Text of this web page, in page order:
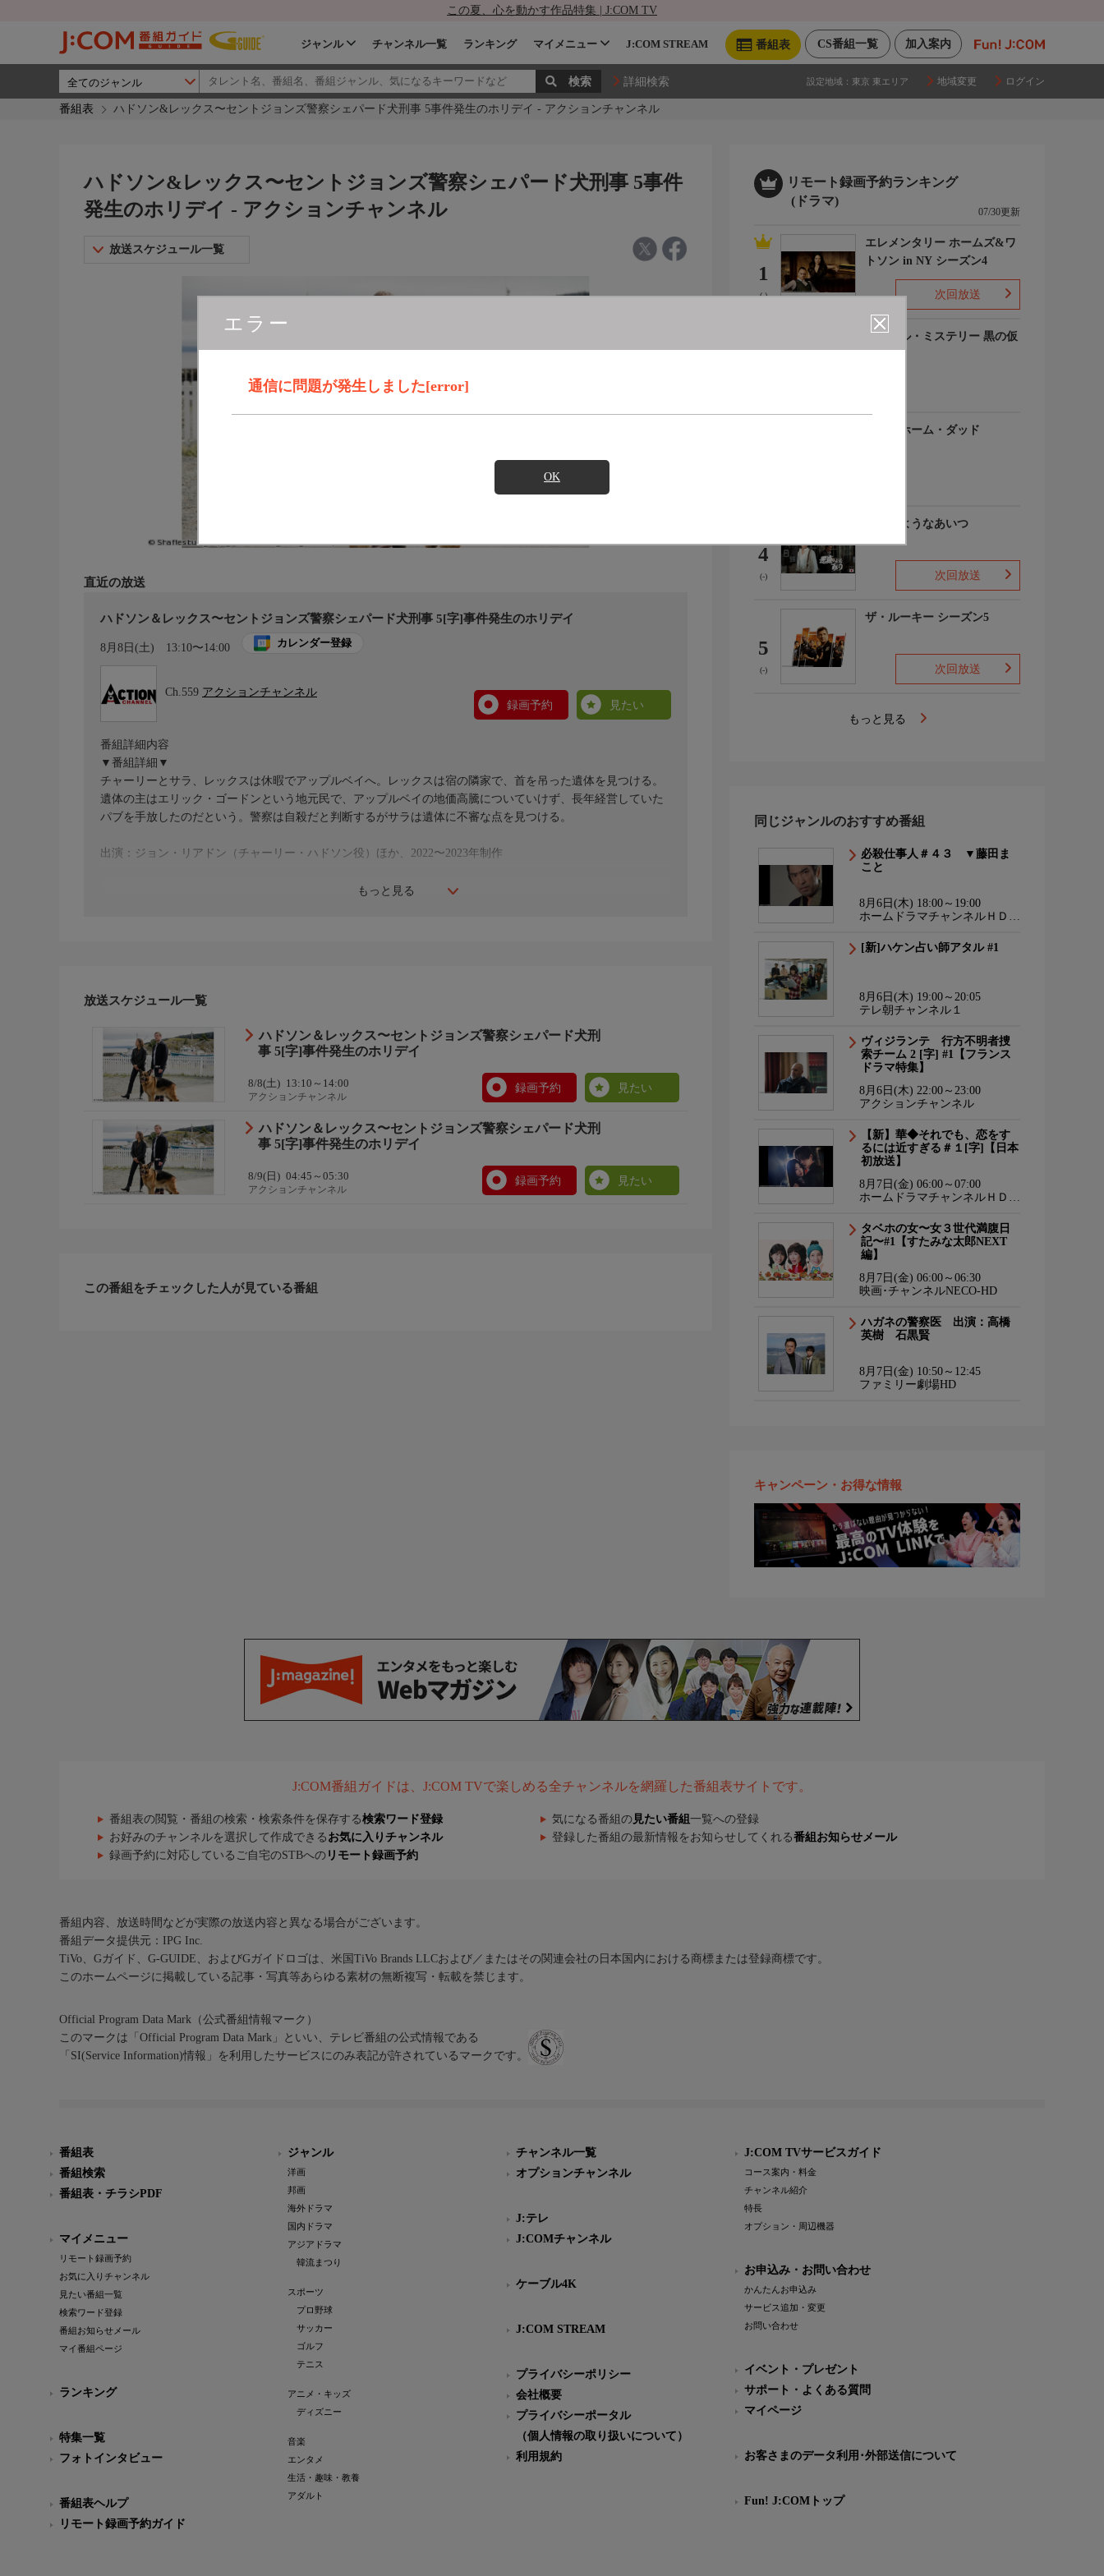
この夏、心を動かす作品特集 | J:COM TV
加入案内
CS番組一覧
番組表
ジャンル チャンネル一覧 ランキング マイメニュー J:COM STREAM
詳細検索 設定地域： 東京 東エリア 地域変更 ログイン
番組表 ハドソン&レックス〜セントジョンズ警察シェパード犬刑事 5事件発生のホリデイ - アクションチャンネル
エラー
通信に問題が発生しました[error]
OK
ハドソン&レックス〜セントジョンズ警察シェパード犬刑事 5事件
発生のホリデイ - アクションチャンネル
放送スケジュール一覧
直近の放送
ハドソン＆レックス〜セントジョンズ警察シェパード犬刑事 5[字]事件発生のホリデイ
8月8日(土) 13:10〜14:00 カレンダー登録
Ch.559 アクションチャンネル
録画予約
見たい
もっと見る
番組詳細内容
▼番組詳細▼
チャーリーとサラ、レックスは休暇でアップルベイへ。レックスは宿の隣家で、首を吊った遺体を見つける。
遺体の主はエリック・ゴードンという地元民で、アップルベイの地価高騰についていけず、長年経営していた
パブを手放したのだという。警察は自殺だと判断するがサラは遺体に不審な点を見つける。
出演：ジョン・リアドン（チャーリー・ハドソン役）ほか、2022〜2023年制作
放送スケジュール一覧
ハドソン＆レックス〜セントジョンズ警察シェパード犬刑
事 5[字]事件発生のホリデイ
8/8(土) 13:10～14:00
アクションチャンネル
録画予約 見たい
ハドソン＆レックス〜セントジョンズ警察シェパード犬刑
事 5[字]事件発生のホリデイ
8/9(日) 04:45～05:30
アクションチャンネル
録画予約 見たい
この番組をチェックした人が見ている番組
リモート録画予約ランキング
(ドラマ)
07/30更新
1
(-)
エレメンタリー ホームズ&ワ
トソン in NY シーズン4
次回放送
ルーヴル・ミステリー 黒の仮
アットホーム・ダッド
4
(-)
悪魔のようなあいつ
次回放送
5
(-)
ザ・ルーキー シーズン5
次回放送
もっと見る
同じジャンルのおすすめ番組
必殺仕事人＃４３ ▼藤田ま
こと
8月6日(木) 18:00～19:00
ホームドラマチャンネルＨＤ
[新]ハケン占い師アタル #1
8月6日(木) 19:00～20:05
テレ朝チャンネル１
ヴィジランテ 行方不明者捜
索チーム 2 [字] #1【フランス
ドラマ特集】
8月6日(木) 22:00～23:00
アクションチャンネル
【新】華◆それでも、恋をす
るには近すぎる＃１[字]【日本
初放送】
8月7日(金) 06:00～07:00
ホームドラマチャンネルＨＤ
タベホの女〜女３世代満腹日
記〜#1【すたみな太郎NEXT
編】
8月7日(金) 06:00～06:30
映画･チャンネルNECO-HD
ハガネの警察医 出演：高橋
英樹 石黒賢
8月7日(金) 10:50～12:45
ファミリー劇場HD
キャンペーン・お得な情報
J:COM番組ガイドは、J:COM TVで楽しめる全チャンネルを網羅した番組表サイトです。
番組表の閲覧・番組の検索・検索条件を保存する検索ワード登録 気になる番組の 見たい番組 一覧への登録
お好みのチャンネルを選択して作成できる お気に入りチャンネル 登録した番組の最新情報をお知らせしてくれる番組お知らせメール
録画予約に対応しているご自宅のSTBへの リモート録画予約
番組内容、放送時間などが実際の放送内容と異なる場合がございます。
番組データ提供元：IPG Inc.
TiVo、Gガイド、G-GUIDE、およびGガイドロゴは、米国TiVo Brands LLCおよび／またはその関連会社の日本国内における商標または登録商標です。
このホームページに掲載している記事・写真等あらゆる素材の無断複写・転載を禁じます。
Official Program Data Mark（公式番組情報マーク）
このマークは「Official Program Data Mark」といい、テレビ番組の公式情報である
「SI(Service Information)情報」を利用したサービスにのみ表記が許されているマークです。
番組表
番組検索
番組表・チラシPDF
マイメニュー
リモート録画予約
お気に入りチャンネル
見たい番組一覧
検索ワード登録
番組お知らせメール
マイ番組ページ
ランキング
特集一覧
フォトインタビュー
番組表ヘルプ
リモート録画予約ガイド
ジャンル
洋画
邦画
海外ドラマ
国内ドラマ
アジアドラマ
韓流まつり
スポーツ
プロ野球
サッカー
ゴルフ
テニス
アニメ・キッズ
ディズニー
音楽
エンタメ
生活・趣味・教養
アダルト
チャンネル一覧
オプションチャンネル
J:テレ
J:COMチャンネル
ケーブル4K
J:COM STREAM
プライバシーポリシー
会社概要
プライバシーポータル
（個人情報の取り扱いについて）
利用規約
J:COM TVサービスガイド
コース案内・料金
チャンネル紹介
特長
オプション・周辺機器
お申込み・お問い合わせ
かんたんお申込み
サービス追加・変更
お問い合わせ
イベント・プレゼント
サポート・よくある質問
マイページ
お客さまのデータ利用･外部送信について
Fun! J:COMトップ